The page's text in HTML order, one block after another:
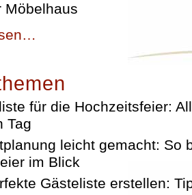
Möbelhaus
für die Hochzeitsfeier:
Tag
leicht gemacht: So
im Blick
Gästeliste erstellen: